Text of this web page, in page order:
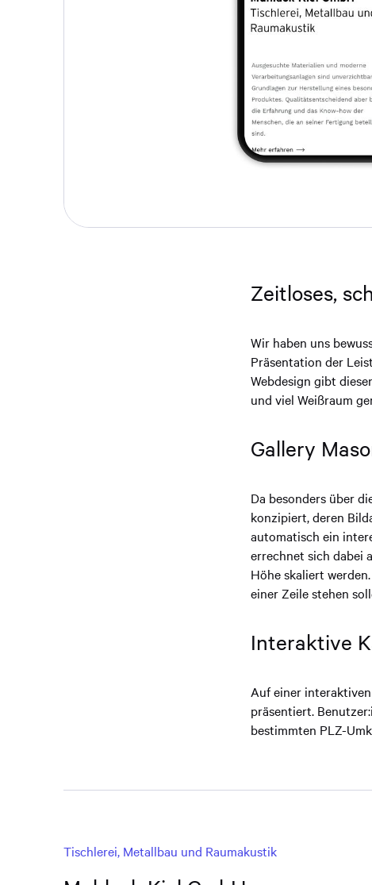
Zeitloses,
Wir haben uns
Präsentation der
Webdesign gibt
und viel Weißraum
Gallery
Da besonders über
konzipiert, deren
automatisch ein
errechnet sich dabei
Höhe skaliert
einer Zeile stehen
Interaktive
Auf einer
präsentiert.
bestimmten PLZ-
Tischlerei, Metallbau und Raumakustik